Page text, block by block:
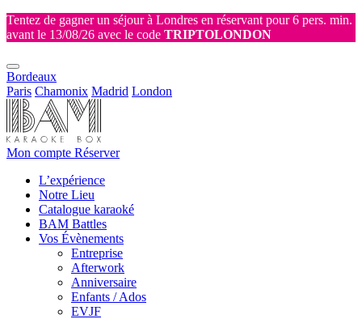
Tentez de gagner un séjour à Londres en réservant pour 6 pers. min.
avant le 13/08/26 avec le code TRIPTOLONDON
Bordeaux
Paris Chamonix Madrid London
Mon compte Réserver
L’expérience
Notre Lieu
Catalogue karaoké
BAM Battles
Vos Évènements
Entreprise
Afterwork
Anniversaire
Enfants / Ados
EVJF